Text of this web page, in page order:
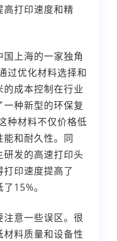
打印速度和精
上海的一家独角
过优化材料选择和
成本控制在行业
种新型的环保复
种材料不仅价格低
和耐久性。同
发的高速打印头
印速度提高了
15%。
意一些误区。很
料质量和设备性